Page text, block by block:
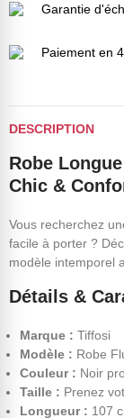
Garantie
Paiement en
DESCRIPTION
Robe
Chic &
Vous recherchez
facile à porter ?
modèle intemporel
Détails &
Marque : Tiffosi
Modèle : Robe
Couleur : Noir
Taille : Prenez
Longueur : 107